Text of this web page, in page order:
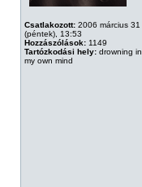
Csatlakozott: 2006 március 31
(péntek), 13:53
Hozzászólások: 1149
Tartózkodási hely: drowning in
my own mind